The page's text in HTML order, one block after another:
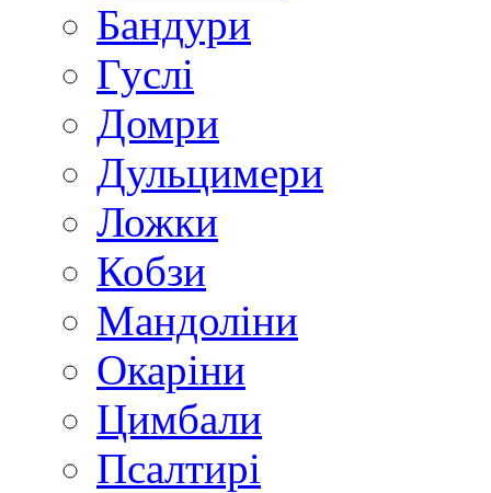
Бандури
Гуслі
Домри
Дульцимери
Ложки
Кобзи
Мандоліни
Окаріни
Цимбали
Псалтирі